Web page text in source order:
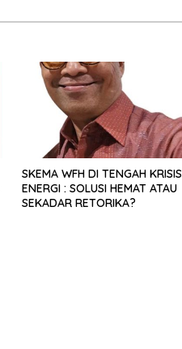
SKEMA WFH DI TENGAH KRISIS
ENERGI : SOLUSI HEMAT ATAU
SEKADAR RETORIKA?